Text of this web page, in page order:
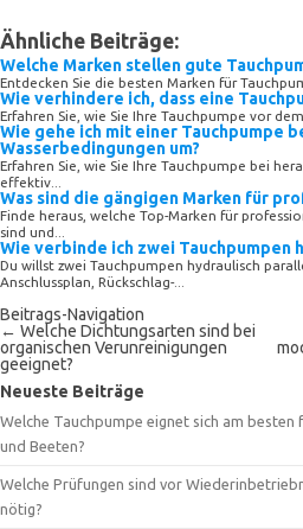
Ähnliche Beiträge:
Welche Marken stellen gute
Entdecken Sie die besten Marken für
Wie verhindere ich, dass eine
Erfahren Sie, wie Sie Ihre Tauchpumpe vor
Wie gehe ich mit einer Tauchpumpe
Wasserbedingungen um?
Erfahren Sie, wie Sie Ihre Tauchpumpe bei
effektiv...
Was sind die gängigen Marken für
Finde heraus, welche Top-Marken für
sind und...
Wie verbinde ich zwei Tauchpumpen
Du willst zwei Tauchpumpen hydraulisch
Anschlussplan, Rückschlag-...
Beitrags-Navigation
← Welche Dichtungsarten sind bei
organischen Verunreinigungen
geeignet?
Neueste Beiträge
Welche Tauchpumpe eignet sich am besten
und Beeten?
Welche Prüfungen sind vor
nötig?